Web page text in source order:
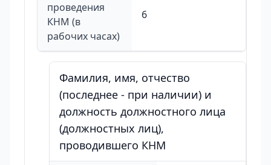
проведения
КНМ (в
рабочих часах)
6
Фамилия, имя, отчество
(последнее - при наличии) и
должность должностного лица
(должностных лиц),
проводившего КНМ